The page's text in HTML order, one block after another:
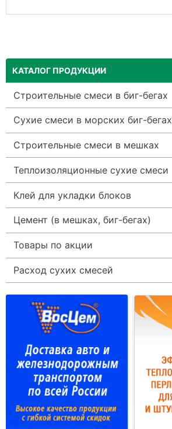
КАТАЛОГ ПРОДУКЦИИ
Строительные смеси в биг-бегах
Сухие смеси в морских биг-бегах
Строительные смеси в мешках
Теплоизоляционные сухие смеси
Клей для укладки блоков
Цемент (в мешках, биг-бегах)
Товары по акции
Расход сухих смесей